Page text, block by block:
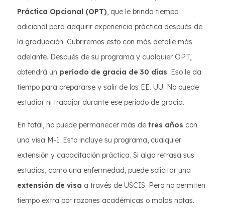
Práctica Opcional (OPT), que le brinda tiempo
adicional para adquirir experiencia práctica después de
la graduación. Cubriremos esto con más detalle más
adelante. Después de su programa y cualquier OPT,
obtendrá un período de gracia de 30 días. Eso le da
tiempo para prepararse y salir de los EE. UU. No puede
estudiar ni trabajar durante ese período de gracia.
En total, no puede permanecer más de tres años con
una visa M-1. Esto incluye su programa, cualquier
extensión y capacitación práctica. Si algo retrasa sus
estudios, como una enfermedad, puede solicitar una
extensión de visa a través de USCIS. Pero no permiten
tiempo extra por razones académicas o malas notas.